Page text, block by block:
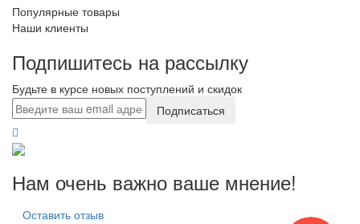
Популярные товары
Наши клиенты
Подпишитесь на рассылку
Будьте в курсе новых поступлений и скидок
Подписаться
Нам очень важно ваше мнение!
Оставить отзыв